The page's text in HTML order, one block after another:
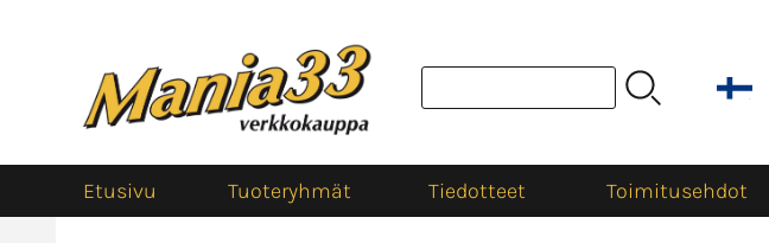
Etusivu Tuoteryhmät Tiedotteet Toimitusehdot